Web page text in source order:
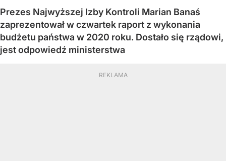
Prezes Najwyższej Izby Kontroli Marian Banaś
zaprezentował w czwartek raport z wykonania
budżetu państwa w 2020 roku. Dostało się rządowi,
jest odpowiedź ministerstwa